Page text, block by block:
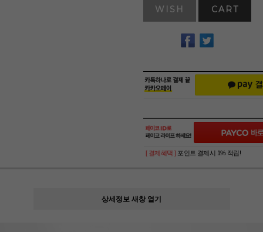
WISH CART
[ 결제혜택 ] 포인트 결제시 1% 적립!
상세정보 새창 열기